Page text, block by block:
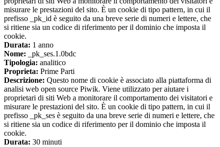
misurare le prestazioni del sito. È un cookie di tipo pattern, in cui il
prefisso _pk_id è seguito da una breve serie di numeri e lettere, che
si ritiene sia un codice di riferimento per il dominio che imposta il
cookie.
Durata: 1 anno
Nome: _pk_ses.1.0bdc
Tipologia: analitico
Proprieta: Prime Parti
Descrizione: Questo nome di cookie è associato alla piattaforma di
analisi web open source Piwik. Viene utilizzato per aiutare i
proprietari di siti Web a monitorare il comportamento dei visitatori e
misurare le prestazioni del sito. È un cookie di tipo pattern, in cui il
prefisso _pk_ses è seguito da una breve serie di numeri e lettere, che
si ritiene sia un codice di riferimento per il dominio che imposta il
cookie.
Durata: 30 minuti